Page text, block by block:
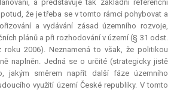
a představuje tak základní referenční
že je třeba se v tomto rámci pohybovat a
a vydávání zásad územního rozvoje,
plánů a při rozhodování v území (§ 31 odst.
roku 2006). Neznamená to však, že politikou
naplněn. Jedná se o určité (strategicky jistě
jakým směrem napřít další fáze územního
využití území České republiky. V tomto